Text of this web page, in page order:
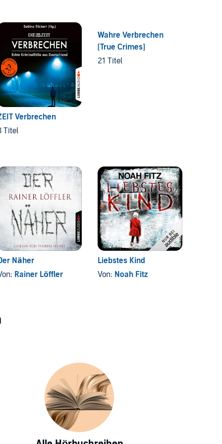
Verbrechen
Titel
Wahre Verbrechen
[True Crimes]
21 Titel
Näher
Rainer Löffler
Liebstes Kind
Von: Noah Fitz